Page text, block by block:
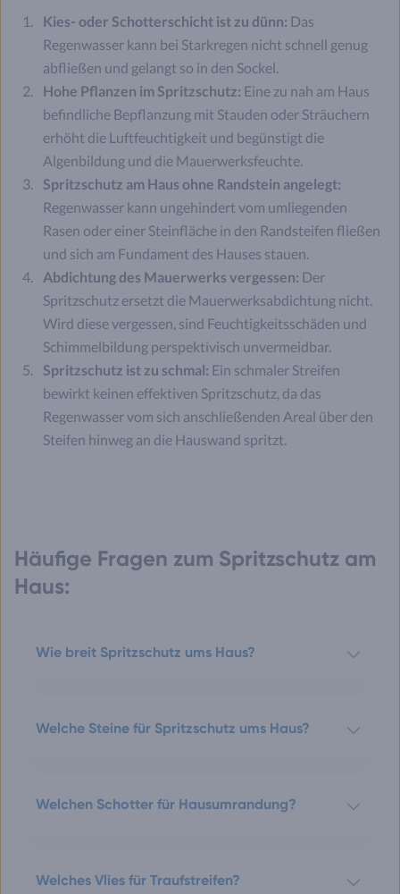
Kies- oder Schotterschicht ist zu dünn: Das
Regenwasser kann bei Starkregen nicht schnell genug
abfließen und gelangt so in den Sockel.
Hohe Pflanzen im Spritzschutz: Eine zu nah am Haus
befindliche Bepflanzung mit Stauden oder Sträuchern
erhöht die Luftfeuchtigkeit und begünstigt die
Algenbildung und die Mauerwerksfeuchte.
Spritzschutz am Haus ohne Randstein angelegt:
Regenwasser kann ungehindert vom umliegenden
Rasen oder einer Steinfläche in den Randsteifen fließen
und sich am Fundament des Hauses stauen.
Abdichtung des Mauerwerks vergessen: Der
Spritzschutz ersetzt die Mauerwerksabdichtung nicht.
Wird diese vergessen, sind Feuchtigkeitsschäden und
Schimmelbildung perspektivisch unvermeidbar.
Spritzschutz ist zu schmal: Ein schmaler Streifen
bewirkt keinen effektiven Spritzschutz, da das
Regenwasser vom sich anschließenden Areal über den
Steifen hinweg an die Hauswand spritzt.
Häufige Fragen zum Spritzschutz am
Haus:
Wie breit Spritzschutz ums Haus?
Welche Steine für Spritzschutz ums Haus?
Welchen Schotter für Hausumrandung?
Welches Vlies für Traufstreifen?